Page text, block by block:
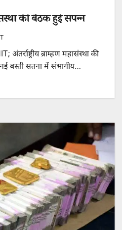
की बैठक हुई संपन्न
​अंतर्राष्ट्रीय ब्राम्हण महासंस्था की
बस्ती सतना में संभागीय…